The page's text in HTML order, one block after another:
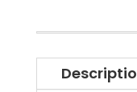
et
Dacia
Dokker